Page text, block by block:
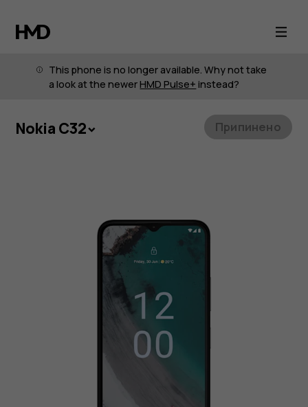
Смартфон
Nokia
C32This phone is no longer available. Why not take
a look at the newerHMD Pulse+ instead?
Nokia C32 Припинено